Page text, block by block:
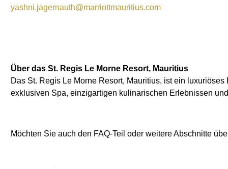
yashni.jagernauth@marriottmauritius.com
Über das St. Regis Le Morne Resort, Mauritius
Das St. Regis Le Morne Resort, Mauritius, ist ein
exklusiven Spa, einzigartigen kulinarischen Erlebnissen
Möchten Sie auch den FAQ-Teil oder weitere Abschnitte